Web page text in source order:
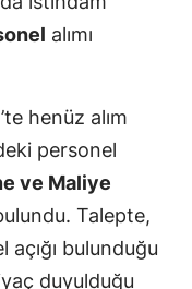
alımı
henüz alım
personel
ve Maliye
Talepte,
bulunduğu
duyulduğu